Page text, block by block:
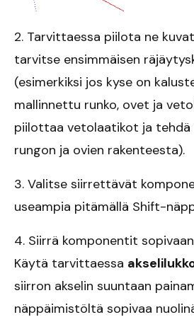
2. Tarvittaessa piilota ne
tarvitse ensimmäisen
(esimerkiksi jos kyse on
mallinnettu runko, ovet ja
piilottaa vetolaatikot ja tehdä
rungon ja ovien rakenteesta).
3. Valitse siirrettävät
useampia pitämällä Shift-
4. Siirrä komponentit
Käytä tarvittaessa
siirron akselin suuntaan
näppäimistöltä sopivaa